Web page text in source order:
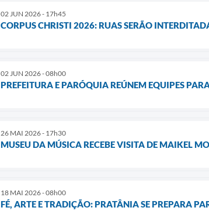
02 JUN 2026 - 17h45
CORPUS CHRISTI 2026: RUAS SERÃO
02 JUN 2026 - 08h00
PREFEITURA E PARÓQUIA REÚNEM EQUIPES
26 MAI 2026 - 17h30
MUSEU DA MÚSICA RECEBE VISITA DE MAIKEL
18 MAI 2026 - 08h00
FÉ, ARTE E TRADIÇÃO: PRATÂNIA SE PREPARA